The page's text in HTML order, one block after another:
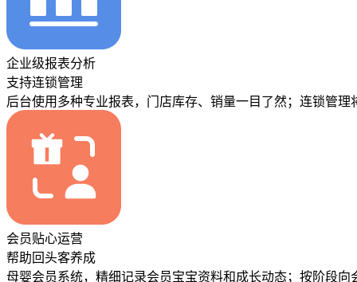
企业级报表分析
支持连锁管理
后台使用多种专业报表，门店库存、销量一目了然；连锁管
会员贴心运营
帮助回头客养成
母婴会员系统，精细记录会员宝宝资料和成长动态；按阶段